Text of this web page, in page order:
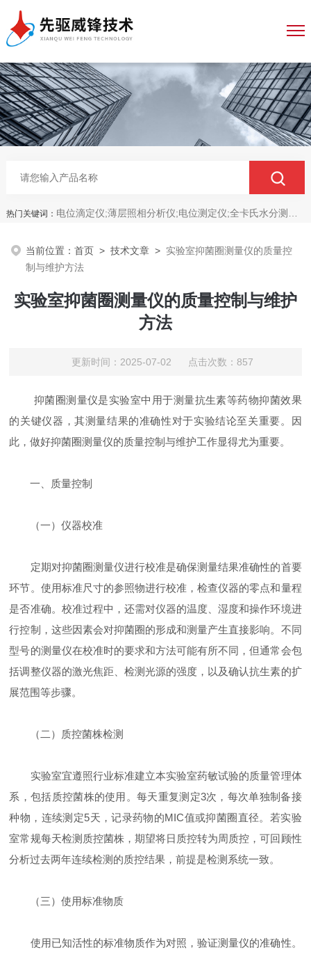
热门关键词： 电位滴定仪;薄层照相分析仪;电位测定仪;全卡氏水分测定仪;全自动永停滴定仪;菌落计数分析仪;抑菌圈测量仪;抑菌圈分析仪
当前位置：首页 >技术文章 > 实验室抑菌圈测量仪的质量控
制与维护方法
实验室抑菌圈测量仪的质量控制与维护
方法
更新时间：2025-07-02 点击次数：857
抑菌圈测量仪是实验室中用于测量抗生素等药物抑菌效果
的关键仪器，其测量结果的准确性对于实验结论至关重要。因
此，做好抑菌圈测量仪的质量控制与维护工作显得尤为重要。
一、质量控制
（一）仪器校准
定期对抑菌圈测量仪进行校准是确保测量结果准确性的首要
环节。使用标准尺寸的参照物进行校准，检查仪器的零点和量程
是否准确。校准过程中，还需对仪器的温度、湿度和操作环境进
行控制，这些因素会对抑菌圈的形成和测量产生直接影响。不同
型号的测量仪在校准时的要求和方法可能有所不同，但通常会包
括调整仪器的激光焦距、检测光源的强度，以及确认抗生素的扩
展范围等步骤。
（二）质控菌株检测
实验室宜遵照行业标准建立本实验室药敏试验的质量管理体
系，包括质控菌株的使用。每天重复测定3次，每次单独制备接
种物，连续测定5天，记录药物的MIC值或抑菌圈直径。若实验
室常规每天检测质控菌株，期望将日质控转为周质控，可回顾性
分析过去两年连续检测的质控结果，前提是检测系统一致。
（三）使用标准物质
使用已知活性的标准物质作为对照，验证测量仪的准确性。